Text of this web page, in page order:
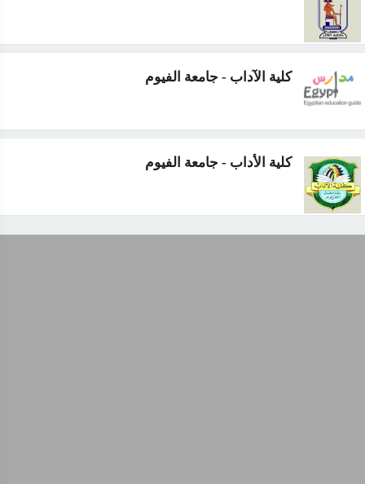
كلية الآداب - جامعة الفيوم
كلية الأداب - جامعة الفيوم